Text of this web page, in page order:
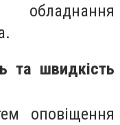
обладнання
та швидкість
оповіщення